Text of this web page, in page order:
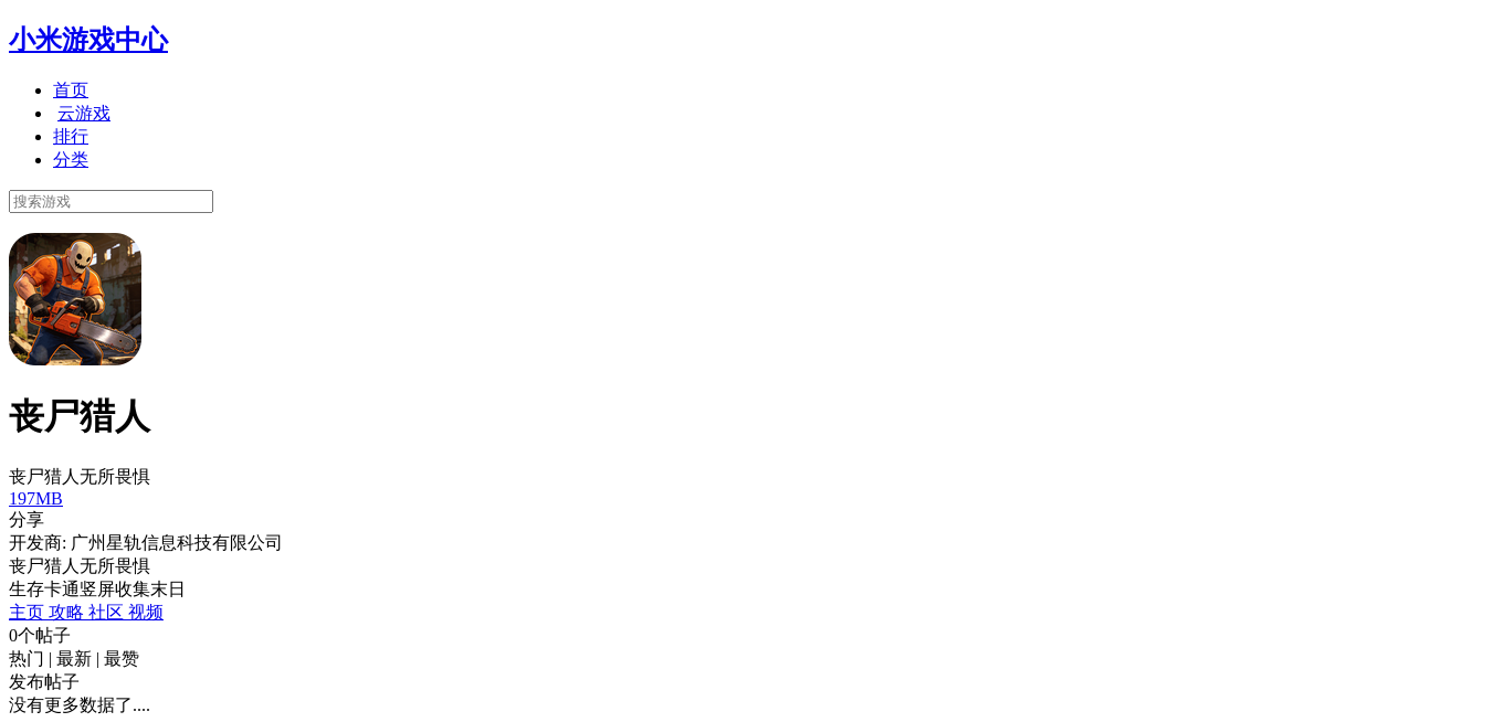
小米游戏中心
首页
云游戏
排行
分类
丧尸猎人
丧尸猎人无所畏惧
197MB
分享
开发商: 广州星轨信息科技有限公司
丧尸猎人无所畏惧
生存卡通竖屏收集末日
主页 攻略 社区 视频
0个帖子
热门 | 最新 | 最赞
发布帖子
没有更多数据了....